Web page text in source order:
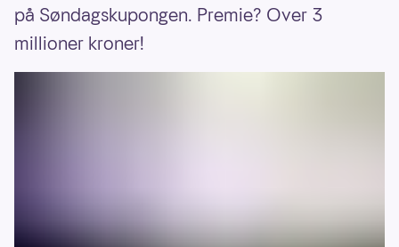
på Søndagskupongen. Premie? Over 3
millioner kroner!